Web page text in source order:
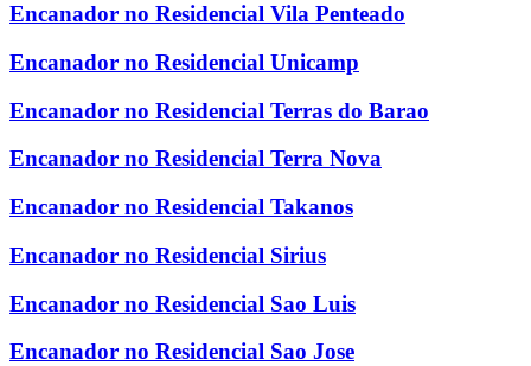
Encanador no Residencial Vila Penteado
Encanador no Residencial Unicamp
Encanador no Residencial Terras do Barao
Encanador no Residencial Terra Nova
Encanador no Residencial Takanos
Encanador no Residencial Sirius
Encanador no Residencial Sao Luis
Encanador no Residencial Sao Jose